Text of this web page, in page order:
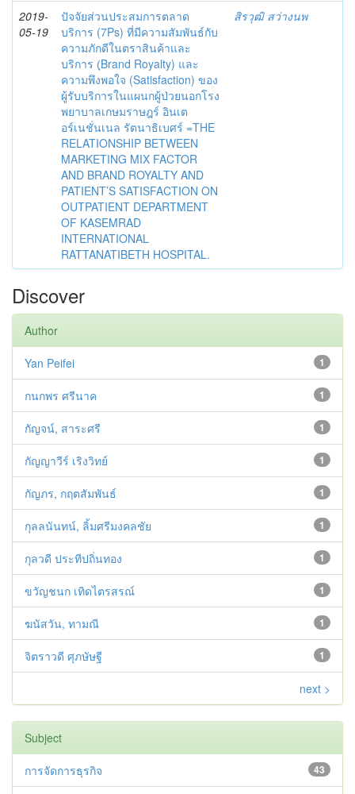
2019-
05-19
ปัจจัยส่วนประสมการตลาด
บริการ (7Ps) ที่มีความสัมพันธ์กับ
ความภักดีในตราสินค้าและ
บริการ (ฺBrand Royalty) และ
ความพึงพอใจ (Satisfaction) ของ
ผู้รับบริการในแผนกผู้ป่วยนอกโรง
พยาบาลเกษมราษฎร์ อินเต
อร์เนชั่นเนล รัตนาธิเบศร์ =THE
RELATIONSHIP BETWEEN
MARKETING MIX FACTOR
AND BRAND ROYALTY AND
PATIENT’S SATISFACTION ON
OUTPATIENT DEPARTMENT
OF KASEMRAD
INTERNATIONAL
RATTANATIBETH HOSPITAL.
สิรวุฒิ สว่างนพ
Discover
Author
1
Yan Peifei
1
กนกพร ศรีนาค
1
กัญจน์, สาระศรี
1
กัญญาวีร์ เริงวิทย์
1
กัญภร, กฤตสัมพันธ์
1
กุลลนันทน์, ลิ้มศรีมงคลชัย
1
กุลวดี ประทีปถิ่นทอง
1
ขวัญชนก เทิดไตรสรณ์
1
ฆนัสวัน, ทามณี
1
จิตราวดี ศุภษัษฐี
next >
Subject
43
การจัดการธุรกิจ